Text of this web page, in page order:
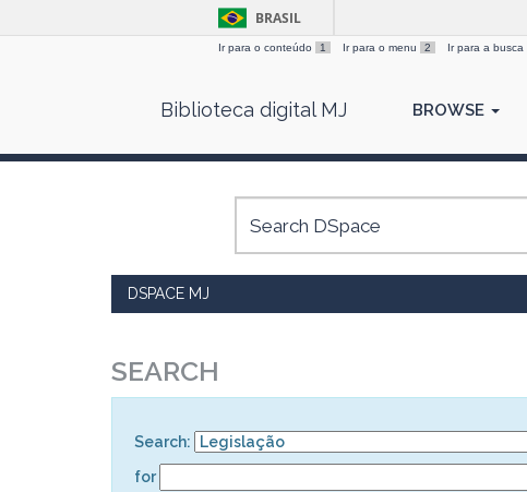
BRASIL
Ir para o conteúdo 1 Ir para o menu 2 Ir para a busca
Biblioteca digital MJ BROWSE
DSPACE MJ
SEARCH
Search:
for